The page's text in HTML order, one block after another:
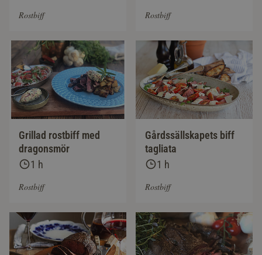
Rostbiff Rostbiff
Grillad rostbiff med
dragonsmör
1 h
Rostbiff
Gårdssällskapets biff
tagliata
1 h
Rostbiff